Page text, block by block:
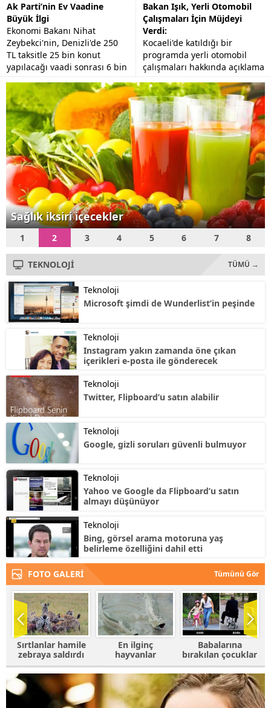
Ak Parti’nin Ev Vaadine
Büyük İlgi
Ekonomi Bakanı Nihat
Zeybekci'nin, Denizli'de 250
TL taksitle 25 bin konut
yapılacağı vaadi sonrası 6 bin
kişi başvuru yaptı.
Bakan Işık, Yerli Otomobil
Çalışmaları İçin Müjdeyi
Verdi:
Kocaeli'de katıldığı bir
programda yerli otomobil
çalışmaları hakkında açıklama
yapan Bilim Sanayi ve
Teknoloji Bakanı Fikri Işık,
"Özellikle menzili...
Sağlık iksiri içecekler
1 2 3 4 5 6 7 8
TEKNOLOJİ TÜMÜ →
Teknoloji
Microsoft şimdi de Wunderlist’in peşinde
Teknoloji
Instagram yakın zamanda öne çıkan
içerikleri e-posta ile gönderecek
Teknoloji
Twitter, Flipboard’u satın alabilir
Teknoloji
Google, gizli soruları güvenli bulmuyor
Teknoloji
Yahoo ve Google da Flipboard’u satın
almayı düşünüyor
Teknoloji
Bing, görsel arama motoruna yaş
belirleme özelliğini dahil etti
FOTO GALERİ Tümünü Gör
En ilginç
hayvanlar
Babalarına
bırakılan çocuklar
Fotoğrafı
trolleyen
hayvanlar